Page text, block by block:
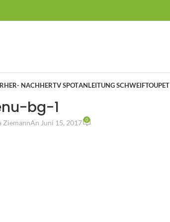
NACHHERTV SPOTANLEITUNG SCHWEIFTOUPET
bg-1
ZiemannAn Juni 15, 2017 0